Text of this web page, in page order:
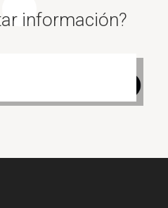
información?